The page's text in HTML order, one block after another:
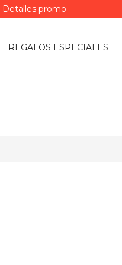
Detalles promo
REGALOS ESPECIALES